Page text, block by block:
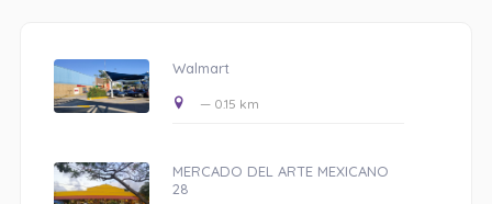
Walmart
— 0.15 km
MERCADO DEL ARTE MEXICANO
28